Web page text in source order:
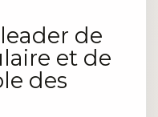
de
et de
des